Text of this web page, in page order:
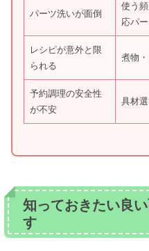
パーツ洗いが面倒
使う
応パ
レシピが意外と限
られる
煮物
予約調理の安全性
が不安
具材
知っておきたい良
す